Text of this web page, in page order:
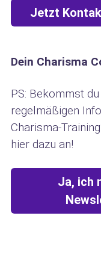
Jetzt
Dein Charisma
PS: Bekommst
regelmäßigen
Charisma-
hier dazu an!
Ja, ich